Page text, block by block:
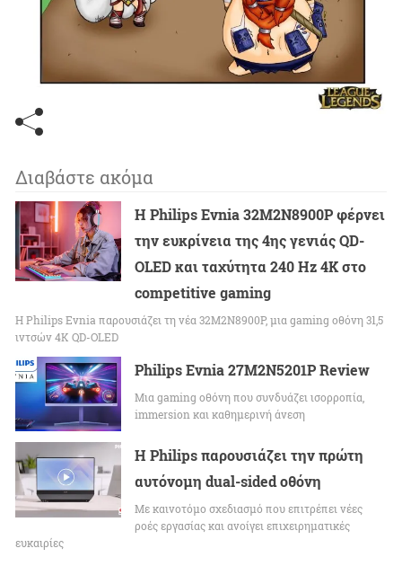
Διαβάστε ακόμα
Η Philips Evnia 32M2N8900P φέρνει
την ευκρίνεια της 4ης γενιάς QD-
OLED και ταχύτητα 240 Hz 4K στο
competitive gaming
Η Philips Evnia παρουσιάζει τη νέα 32M2N8900P, μια gaming οθόνη 31,5
ιντσών 4K QD-OLED
Philips Evnia 27M2N5201P Review
Μια gaming οθόνη που συνδυάζει ισορροπία,
immersion και καθημερινή άνεση
Η Philips παρουσιάζει την πρώτη
αυτόνομη dual-sided οθόνη
Με καινοτόμο σχεδιασμό που επιτρέπει νέες
ροές εργασίας και ανοίγει επιχειρηματικές
ευκαιρίες